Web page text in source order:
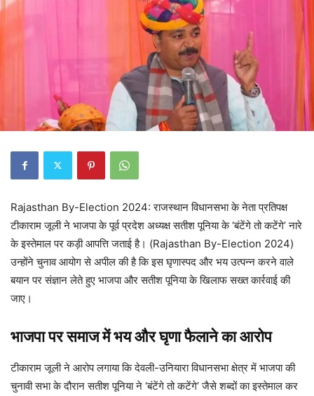
Rajasthan By-Election 2024: राजस्थान विधानसभा के नेता प्रतिपक्ष
टीकाराम जूली ने भाजपा के पूर्व प्रदेश अध्यक्ष सतीश पूनिया के ‘बंटेंगे तो कटेंगे’ नारे
के इस्तेमाल पर कड़ी आपत्ति जताई है। (Rajasthan By-Election 2024)
उन्होंने चुनाव आयोग से अपील की है कि इस घृणास्पद और भय उत्पन्न करने वाले
बयान पर संज्ञान लेते हुए भाजपा और सतीश पूनिया के खिलाफ सख्त कार्रवाई की
जाए।
भाजपा पर समाज में भय और घृणा फैलाने का आरोप
टीकाराम जूली ने आरोप लगाया कि देवली-उनियारा विधानसभा क्षेत्र में भाजपा की
चुनावी सभा के दौरान सतीश पूनिया ने ‘बंटेंगे तो कटेंगे’ जैसे शब्दों का इस्तेमाल कर